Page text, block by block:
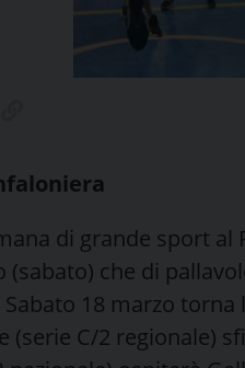
di grande sport al
(sabato) che di
18 marzo torna
(serie C/2 regionale)